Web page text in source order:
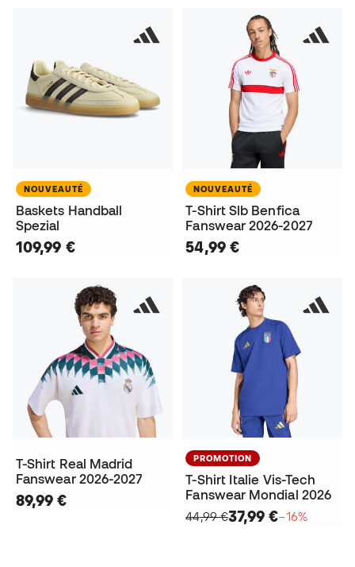
NOUVEAUTÉ
Baskets Handball
Spezial
109,99 €
NOUVEAUTÉ
T-Shirt Slb Benfica
Fanswear 2026-2027
54,99 €
T-Shirt Real Madrid
Fanswear 2026-2027
89,99 €
PROMOTION
T-Shirt Italie Vis-Tech
Fanswear Mondial 2026
44,99 €37,99 €−16%